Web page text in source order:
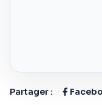
Partager :